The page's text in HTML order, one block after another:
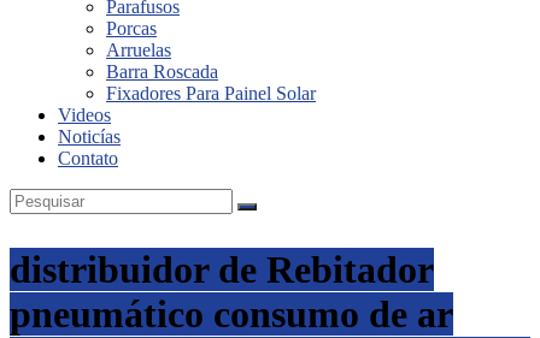
Parafusos
Porcas
Arruelas
Barra Roscada
Fixadores Para Painel Solar
Videos
Noticías
Contato
distribuidor de Rebitador
pneumático consumo de ar